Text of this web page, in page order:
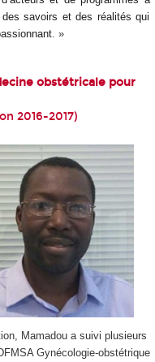
savoirs et des réalités qui
»
obstétricale pour
2016-2017)
Mamadou a suivi plusieurs
Gynécologie-obstétrique